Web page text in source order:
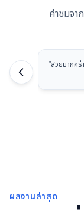
คำชมจา
“สวยมากคร่
ผลงานล่าสุด